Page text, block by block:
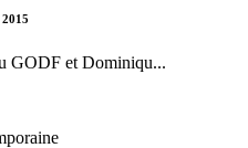
GODF et Dominiqu...